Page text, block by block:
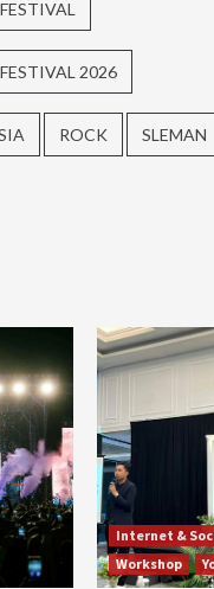
2026
ROCK SLEMAN
Internet &
Workshop